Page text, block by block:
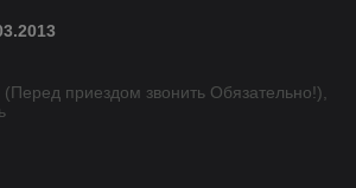
(Перед приездом звонить Обязательно!),